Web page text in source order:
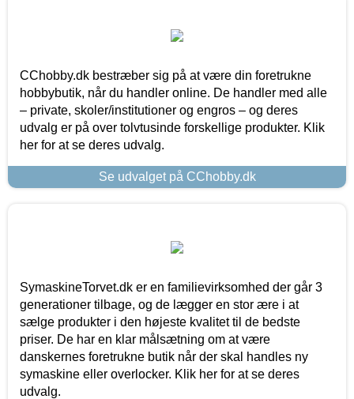
CChobby.dk bestræber sig på at være din foretrukne
hobbybutik, når du handler online. De handler med alle
– private, skoler/institutioner og engros – og deres
udvalg er på over tolvtusinde forskellige produkter. Klik
her for at se deres udvalg.
Se udvalget på CChobby.dk
SymaskineTorvet.dk er en familievirksomhed der går 3
generationer tilbage, og de lægger en stor ære i at
sælge produkter i den højeste kvalitet til de bedste
priser. De har en klar målsætning om at være
danskernes foretrukne butik når der skal handles ny
symaskine eller overlocker. Klik her for at se deres
udvalg.